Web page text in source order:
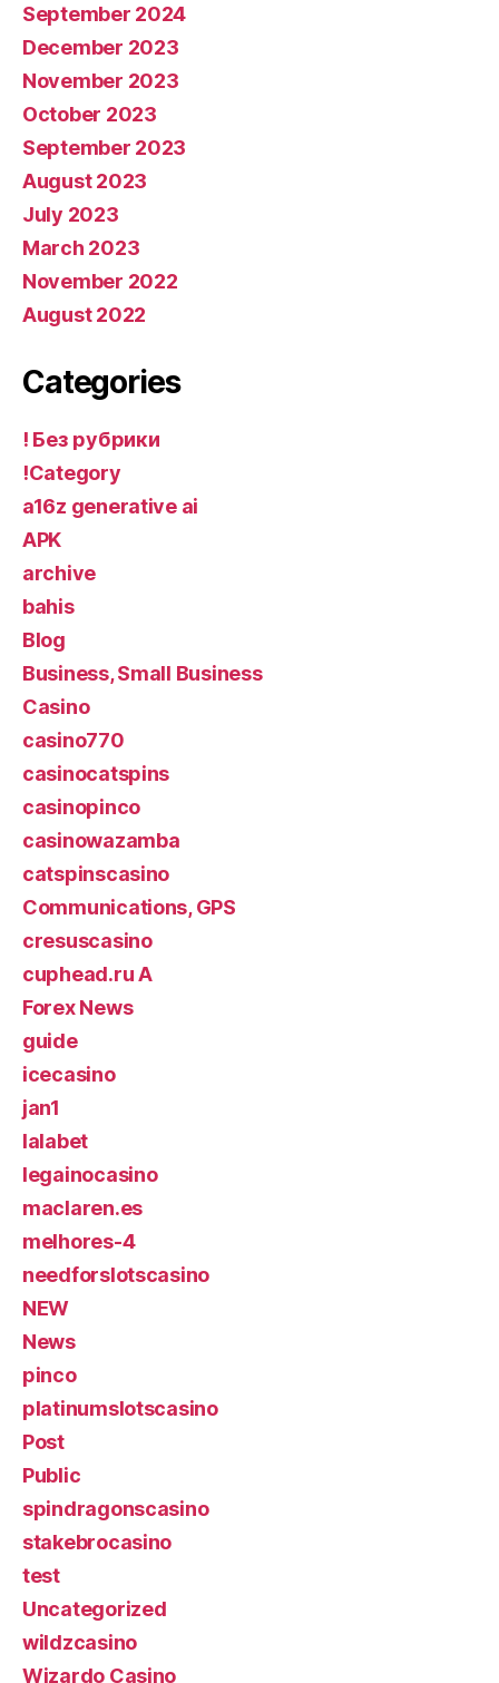
September 2024
December 2023
November 2023
October 2023
September 2023
August 2023
July 2023
March 2023
November 2022
August 2022
Categories
! Без рубрики
!Category
a16z generative ai
APK
archive
bahis
Blog
Business, Small Business
Casino
casino770
casinocatspins
casinopinco
casinowazamba
catspinscasino
Communications, GPS
cresuscasino
cuphead.ru A
Forex News
guide
icecasino
jan1
lalabet
legainocasino
maclaren.es
melhores-4
needforslotscasino
NEW
News
pinco
platinumslotscasino
Post
Public
spindragonscasino
stakebrocasino
test
Uncategorized
wildzcasino
Wizardo Casino